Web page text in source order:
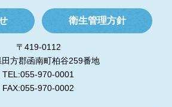
衛生管理方針
〒419-0112
方郡函南町柏谷259番地
TEL:055-970-0001
FAX:055-970-0002